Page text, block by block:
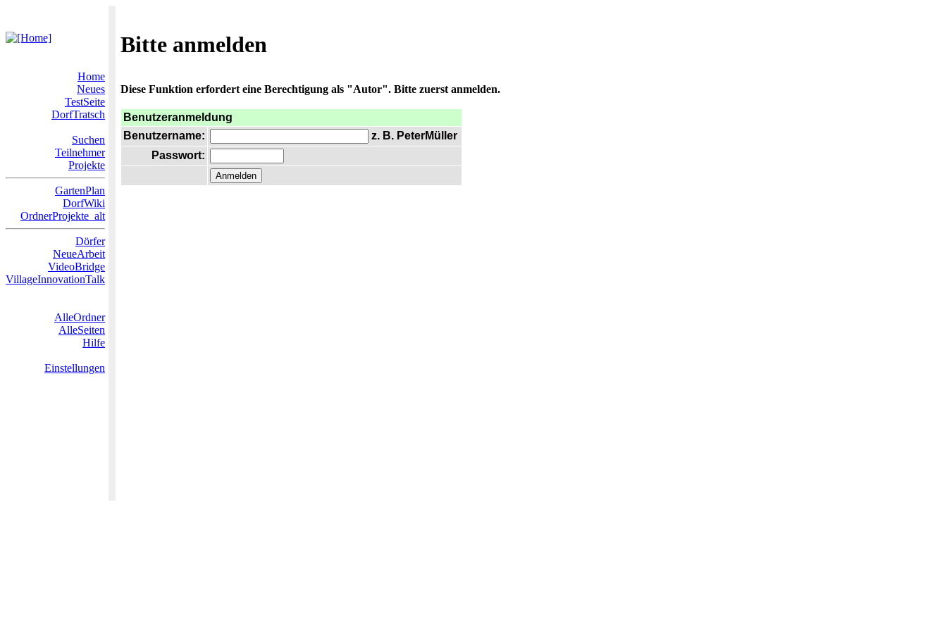
Bitte anmelden
Home
Neues
TestSeite
DorfTratsch
Suchen
Teilnehmer
Projekte
GartenPlan
DorfWiki
OrdnerProjekte_alt
Dörfer
NeueArbeit
VideoBridge
VillageInnovationTalk
AlleOrdner
AlleSeiten
Hilfe
Einstellungen
Diese Funktion erfordert eine Berechtigung als "Autor". Bitte zuerst anmelden.
Benutzeranmeldung
Benutzername:
z. B. PeterMüller
Passwort: